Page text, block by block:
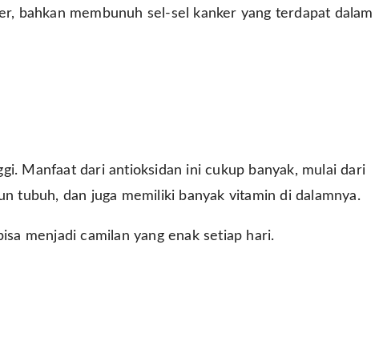
bahkan membunuh sel-sel kanker yang terdapat dalam
Manfaat dari antioksidan ini cukup banyak, mulai dari
tubuh, dan juga memiliki banyak vitamin di dalamnya.
menjadi camilan yang enak setiap hari.